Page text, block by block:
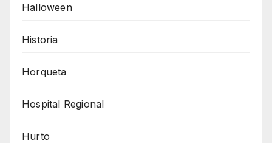
Halloween
Historia
Horqueta
Hospital Regional
Hurto